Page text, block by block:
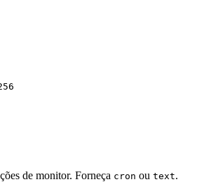
de monitor. Forneça cron ou text.